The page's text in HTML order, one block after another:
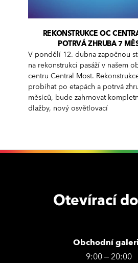
REKONSTRUKCE OC
POTRVÁ ZHRUBA 7
V pondělí 12. dubna započnou
na rekonstrukci pasáží v našem
centru Central Most.
probíhat po etapách a potrvá
měsíců, bude zahrnovat
dlažby, nový osvětlovací
Otevírací
Obchodní
9:00 – 20:00